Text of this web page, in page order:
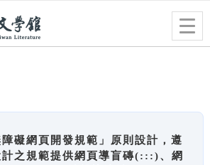
礙網頁開發規範」原則設計，遵
之規範提供網頁導盲磚(:::)、網